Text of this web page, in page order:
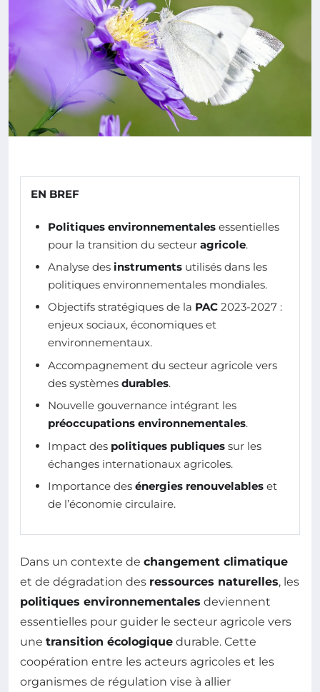
EN BREF
Politiques environnementales essentielles
pour la transition du secteur agricole.
Analyse des instruments utilisés dans les
politiques environnementales mondiales.
Objectifs stratégiques de la PAC 2023-2027 :
enjeux sociaux, économiques et
environnementaux.
Accompagnement du secteur agricole vers
des systèmes durables.
Nouvelle gouvernance intégrant les
préoccupations environnementales.
Impact des politiques publiques sur les
échanges internationaux agricoles.
Importance des énergies renouvelables et
de l’économie circulaire.
Dans un contexte de changement climatique
et de dégradation des ressources naturelles, les
politiques environnementales deviennent
essentielles pour guider le secteur agricole vers
une transition écologique durable. Cette
coopération entre les acteurs agricoles et les
organismes de régulation vise à allier